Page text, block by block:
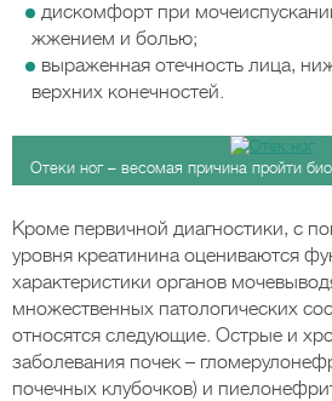
дискомфорт при
жжением и болью;
выраженная отечность лица,
верхних конечностей.
Отеки ног – весомая причина пройти
Кроме первичной диагностики, с
уровня креатинина оцениваются
характеристики органов
множественных патологических
относятся следующие. Острые и
заболевания почек –
почечных клубочков) и